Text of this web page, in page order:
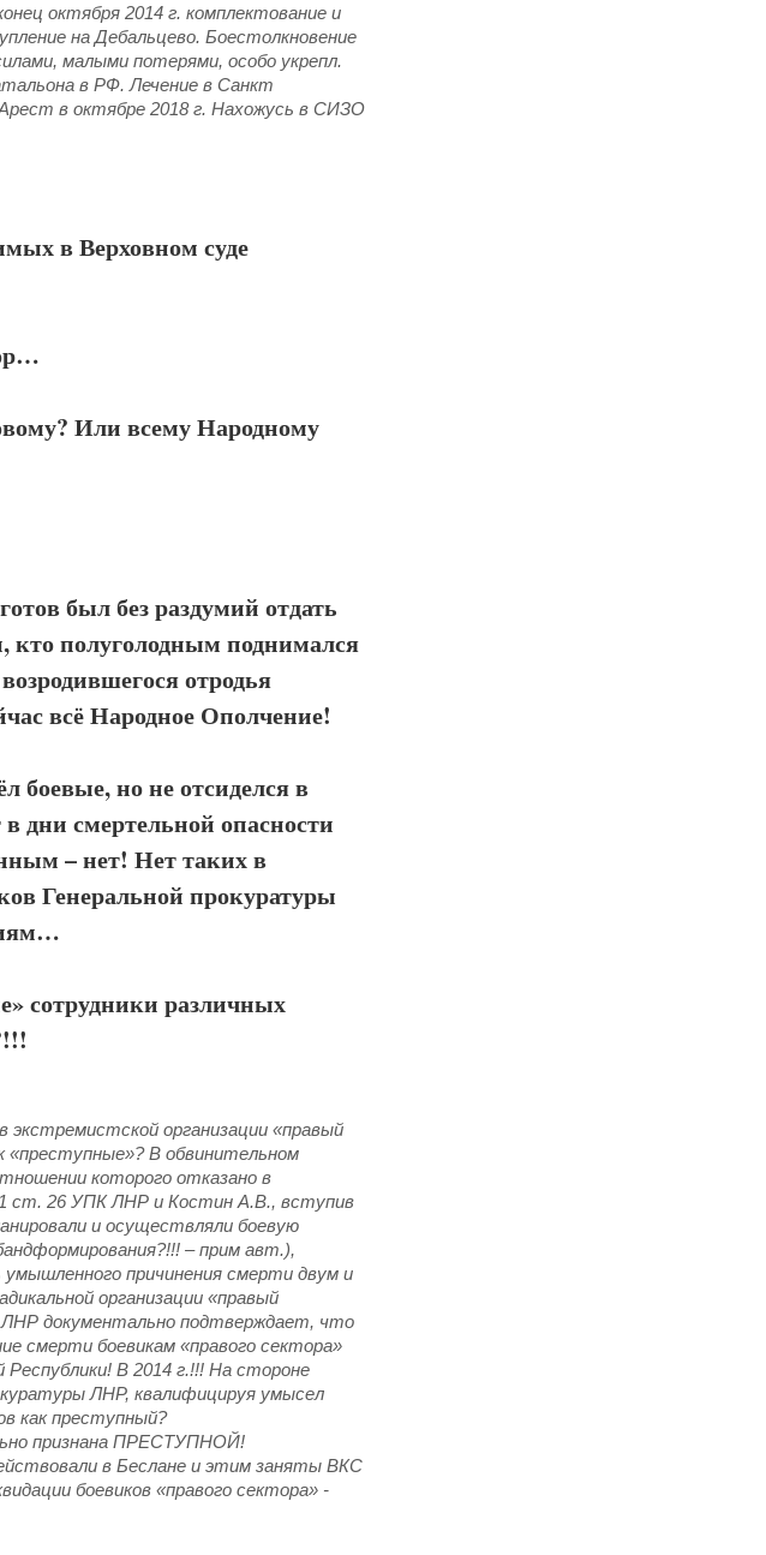
октября 2014 г. комплектование и
на Дебальцево. Боестолкновение
малыми потерями, особо укрепл.
в РФ. Лечение в Санкт
в октябре 2018 г. Нахожусь в СИЗО
в Верховном суде
Или всему Народному
был без раздумий отдать
кто полуголодным поднимался
отродья
всё Народное Ополчение!
боевые, но не отсиделся в
дни смертельной опасности
– нет! Нет таких в
Генеральной прокуратуры
сотрудники различных
экстремистской организации «правый
«преступные»? В обвинительном
которого отказано в
ст. 26 УПК ЛНР и Костин А.В., вступив
и осуществляли боевую
– прим авт.),
причинения смерти двум и
организации «правый
документально подтверждает, что
смерти боевикам «правого сектора»
В 2014 г.!!! На стороне
ЛНР, квалифицируя умысел
как преступный?
признана ПРЕСТУПНОЙ!
в Беслане и этим заняты ВКС
боевиков «правого сектора» -